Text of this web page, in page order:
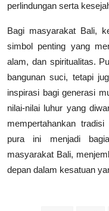
perlindungan serta
Bagi masyarakat Bali,
simbol penting yang
alam, dan spiritualitas.
bangunan suci, tetapi
inspirasi bagi generasi
nilai-nilai luhur yang
mempertahankan
pura ini menjadi
masyarakat Bali,
depan dalam kesatuan